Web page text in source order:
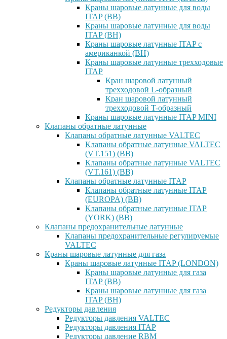
Краны шаровые латунные для воды
ITAP (ВВ)
Краны шаровые латунные для воды
ITAP (ВН)
Краны шаровые латунные ITAP с
американкой (ВН)
Краны шаровые латунные трехходовые
ITAP
Кран шаровой латунный
трехходовой L-образный
Кран шаровой латунный
трехходовой T-образный
Краны шаровые латунные ITAP MINI
Клапаны обратные латунные
Клапаны обратные латунные VALTEC
Клапаны обратные латунные VALTEC
(VT.151) (ВВ)
Клапаны обратные латунные VALTEC
(VT.161) (ВВ)
Клапаны обратные латунные ITAP
Клапаны обратные латунные ITAP
(EUROPA) (ВВ)
Клапаны обратные латунные ITAP
(YORK) (ВВ)
Клапаны предохранительные латунные
Клапаны предохранительные регулируемые
VALTEC
Краны шаровые латунные для газа
Краны шаровые латунные ITAP (LONDON)
Краны шаровые латунные для газа
ITAP (ВВ)
Краны шаровые латунные для газа
ITAP (ВН)
Редукторы давления
Редукторы давления VALTEC
Редукторы давления ITAP
Редукторы давление RBM